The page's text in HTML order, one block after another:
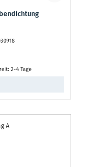
2-4 Tage